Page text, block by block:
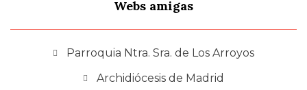
Webs amigas
Parroquia Ntra. Sra. de Los Arroyos
Archidiócesis de Madrid